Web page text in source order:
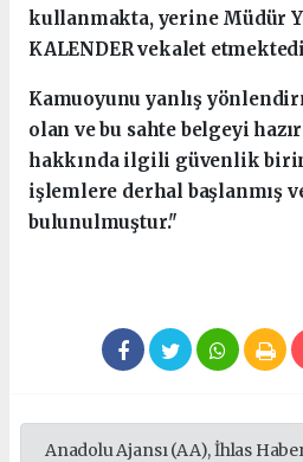
kullanmakta, yerine Müdür
KALENDER vekalet
Kamuoyunu yanlış
olan ve bu sahte belgeyi
hakkında ilgili güvenlik
işlemlere derhal başlanmış
bulunulmuştur."
Anadolu Ajansı (AA), İhlas